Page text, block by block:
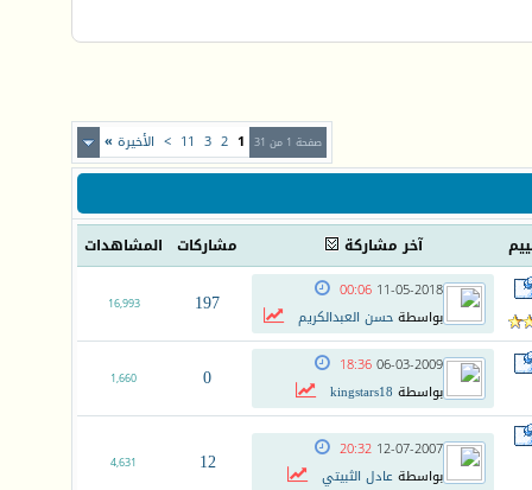
صفحة 1 من 31 1
2
3
11
> الأخيرة »
آخر مشاركة مشاركات المشاهدات
11-05-2018
00:06
بواسطةحسن العبدالكريم 197
16,993
06-03-2009
18:36
بواسطة kingstars18
0
1,660
12-07-2007
20:32
بواسطةعادل الثبيتي 12
4,631